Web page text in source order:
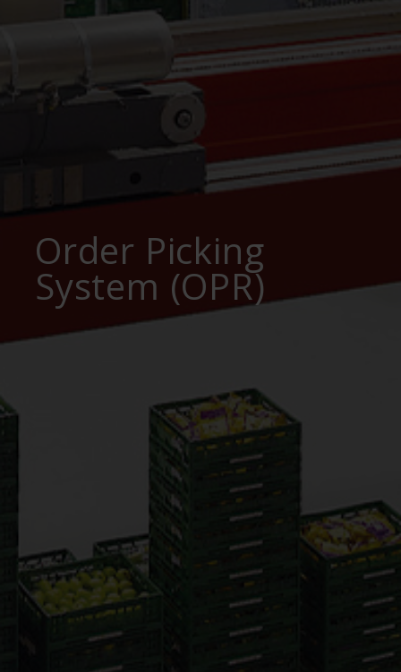
Order Picking
System (OPR)